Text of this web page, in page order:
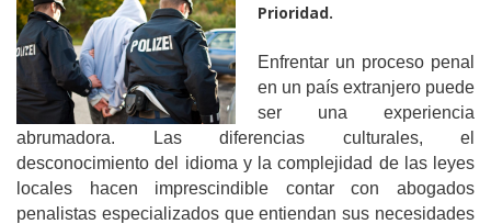
Prioridad.
Enfrentar un proceso penal
en un país extranjero puede
ser una experiencia
abrumadora. Las diferencias culturales, el
desconocimiento del idioma y la complejidad de las leyes
locales hacen imprescindible contar con abogados
penalistas especializados que entiendan sus necesidades